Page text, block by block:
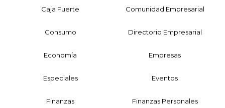
Caja Fuerte Comunidad Empresarial
Consumo Directorio Empresarial
Economía Empresas
Especiales Eventos
Finanzas Finanzas Personales